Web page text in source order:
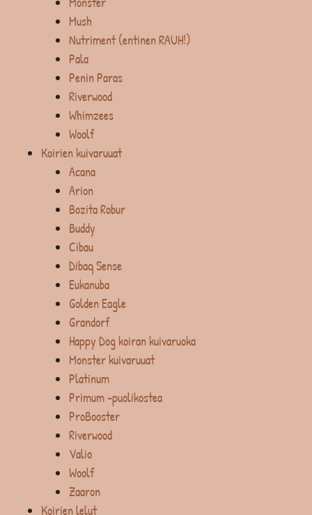
Mush
Nutriment (entinen RAUH!)
Pala
Penin Paras
Riverwood
Whimzees
Woolf
Koirien kuivaruuat
Acana
Arion
Bozita Robur
Buddy
Cibau
Dibaq Sense
Eukanuba
Golden Eagle
Grandorf
Happy Dog koiran kuivaruoka
Monster kuivaruuat
Platinum
Primum -puolikostea
ProBooster
Riverwood
Valio
Woolf
Zaaron
Koirien lelut